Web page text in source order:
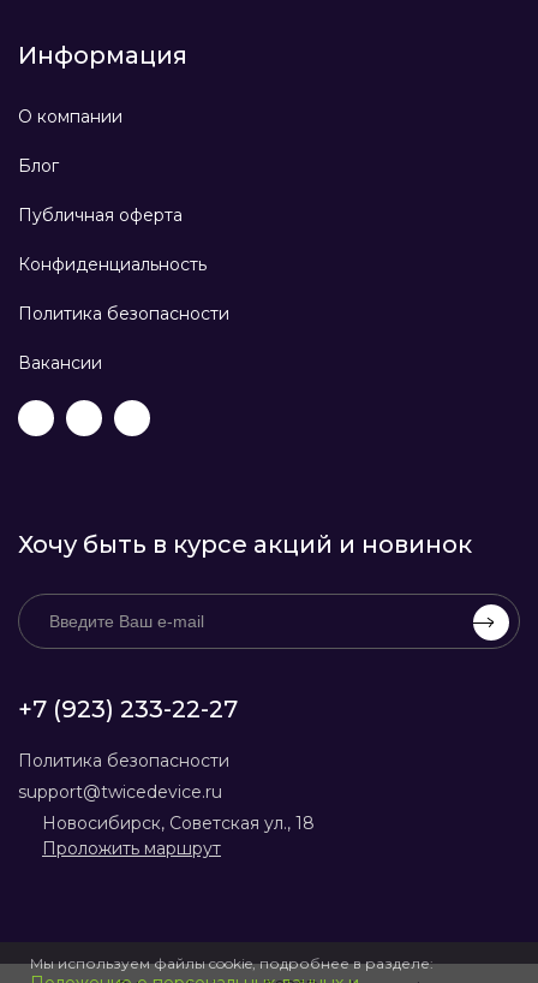
Информация
О компании
Блог
Публичная оферта
Конфиденциальность
Политика безопасности
Вакансии
Хочу быть в курсе акций и новинок
+7 (923) 233-22-27
Политика безопасности
support@twicedevice.ru
Новосибирск, Советская ул., 18
Проложить маршрут
Мы используем файлы cookie, подробнее в разделе: